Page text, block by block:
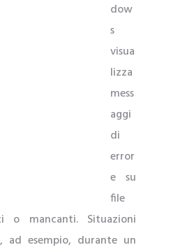
dow
s
visua
lizza
mess
aggi
di
error
e su
file
o mancanti. Situazioni
ad esempio, durante un